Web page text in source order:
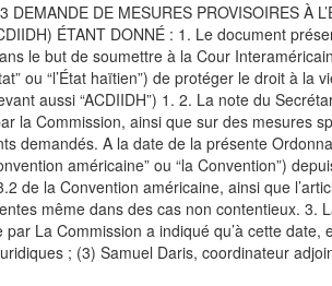
DE MESURES PROVISOIRES À
ÉTANT DONNÉ : 1. Le document
le but de soumettre à la Cour
ou “l’État haïtien”) de protéger le droit à
aussi “ACDIIDH”) 1. 2. La note du
Commission, ainsi que sur des mesures
A la date de la présente
américaine” ou “la Convention”)
de la Convention américaine, ainsi que
même dans des cas non contentieux.
La Commission a indiqué qu’à cette
; (3) Samuel Daris, coordinateur